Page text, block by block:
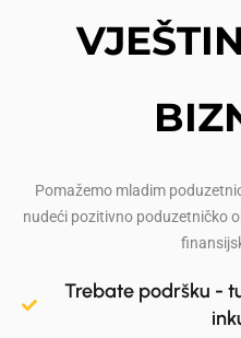
Pomažemo mladim
nudeći pozitivno poduzetničko
Trebate podršku -